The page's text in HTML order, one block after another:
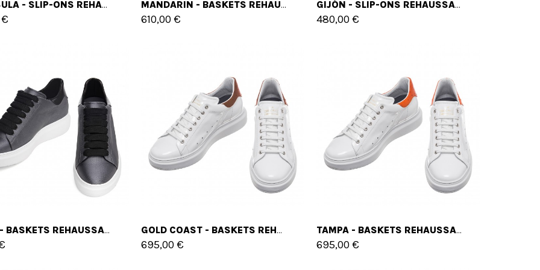
PENINSULA - SLIP-ONS REHAUSSANTS EN CUIR JUSQU'À 6 CM EN PLUS MANDARIN - BASKETS REHAUSSANTES EN MÉLANGE DE CUIRS DE 6 CM À 8 CM EN PLUS
610,00 €
GIJÓN - SLIP-ONS REHAUSSANTS EN MÉLANGE CUIR/TISSU JUSQU'À 6 CM EN PLUS
480,00 €
IRVINE - BASKETS REHAUSSANTES EN MÉLANGE CUIR/TISSU DE 6 CM À 8 CM EN PLUS GOLD COAST - BASKETS REHAUSSANTES EN MÉLANGE DE CUIRS DE 6 CM À 8 CM EN PLUS
695,00 €
TAMPA - BASKETS REHAUSSANTES EN CUIR DE 6 CM À 8 CM EN PLUS
695,00 €